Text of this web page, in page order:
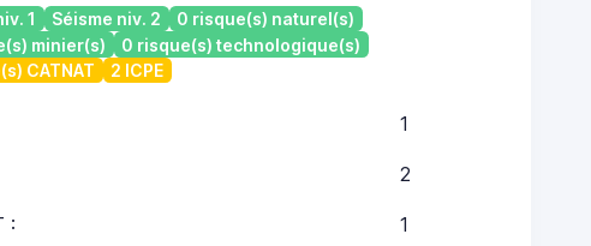
1 Séisme niv. 2
0 risque(s) naturel(s)
minier(s)
0 risque(s) technologique(s)
CATNAT
2 ICPE
1
2
: 1